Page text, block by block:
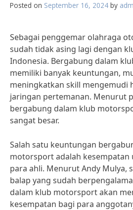
Posted on September 16, 2024 by
Sebagai penggemar olahraga
sudah tidak asing lagi dengan
Indonesia. Bergabung dalam
memiliki banyak keuntungan,
meningkatkan skill mengemudi
jaringan pertemanan. Menurut
bergabung dalam klub
sangat besar.
Salah satu keuntungan
motorsport adalah kesempatan
para ahli. Menurut Andy Mulya,
balap yang sudah
dalam klub motorsport akan
kesempatan bagi para